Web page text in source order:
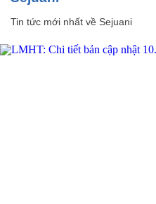
Tin tức mới nhất về Sejuani